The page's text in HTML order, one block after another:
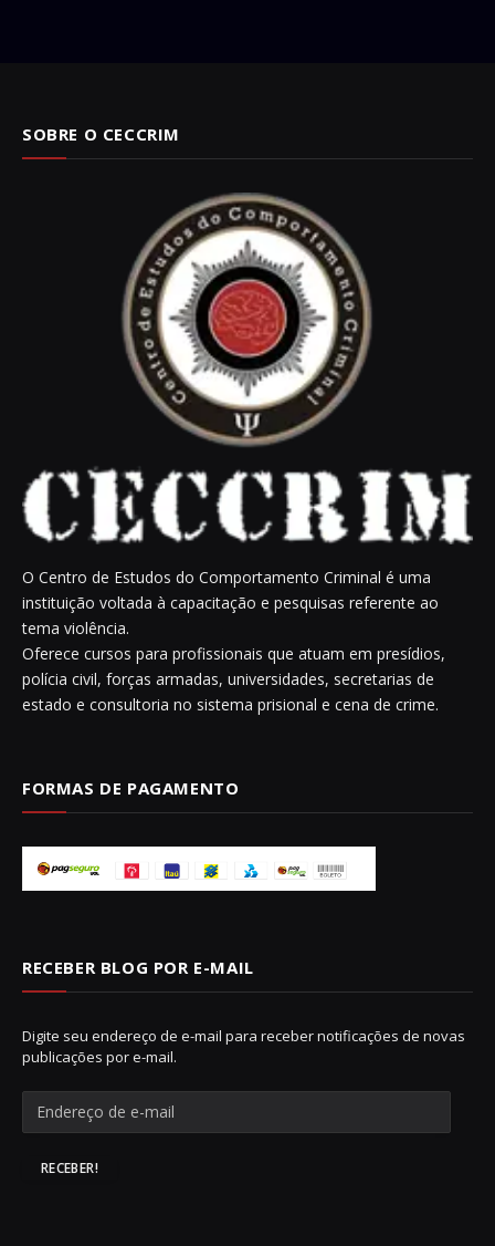
SOBRE O CECCRIM
O Centro de Estudos do Comportamento Criminal é uma
instituição voltada à capacitação e pesquisas referente ao
tema violência.
Oferece cursos para profissionais que atuam em presídios,
polícia civil, forças armadas, universidades, secretarias de
estado e consultoria no sistema prisional e cena de crime.
FORMAS DE PAGAMENTO
RECEBER BLOG POR E-MAIL
Digite seu endereço de e-mail para receber notificações de novas
publicações por e-mail.
RECEBER!